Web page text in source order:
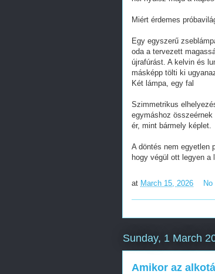
Miért érdemes
Egy egyszerű
oda a tervezett
újrafúrást. A kelvin és
másképp tölti ki
Két lámpa, egy fal
Szimmetrikus
egymáshoz
ér, mint bármely képlet.
A döntés nem egyetlen
hogy végül ott legyen a
at March 15, 2026
Sunday, 1 March
Amikor az